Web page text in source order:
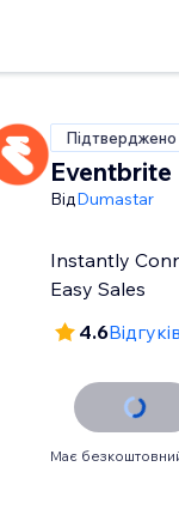
Підтверджено
Eventbrite
ВідDumastar
Instantly
Easy Sales
4.6
Має